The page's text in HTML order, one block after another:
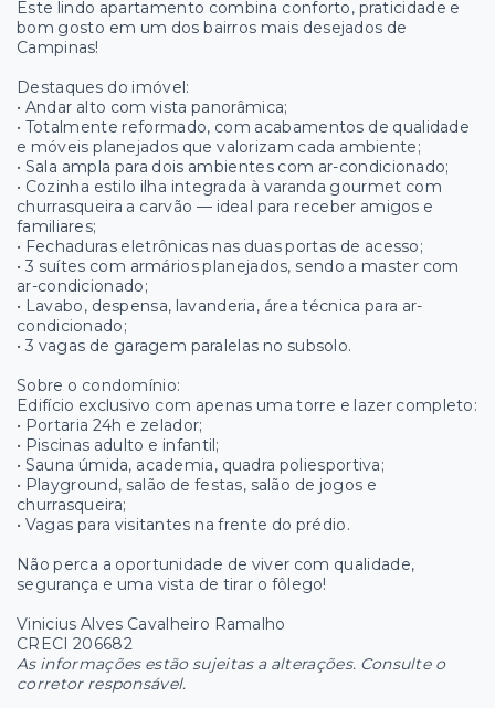
Este lindo apartamento combina conforto, praticidade e
bom gosto em um dos bairros mais desejados de
Campinas!
Destaques do imóvel:
• Andar alto com vista panorâmica;
• Totalmente reformado, com acabamentos de qualidade
e móveis planejados que valorizam cada ambiente;
• Sala ampla para dois ambientes com ar-condicionado;
• Cozinha estilo ilha integrada à varanda gourmet com
churrasqueira a carvão — ideal para receber amigos e
familiares;
• Fechaduras eletrônicas nas duas portas de acesso;
• 3 suítes com armários planejados, sendo a master com
ar-condicionado;
• Lavabo, despensa, lavanderia, área técnica para ar-
condicionado;
• 3 vagas de garagem paralelas no subsolo.
Sobre o condomínio:
Edifício exclusivo com apenas uma torre e lazer completo:
• Portaria 24h e zelador;
• Piscinas adulto e infantil;
• Sauna úmida, academia, quadra poliesportiva;
• Playground, salão de festas, salão de jogos e
churrasqueira;
• Vagas para visitantes na frente do prédio.
Não perca a oportunidade de viver com qualidade,
segurança e uma vista de tirar o fôlego!
Vinicius Alves Cavalheiro Ramalho
CRECI 206682
As informações estão sujeitas a alterações. Consulte o
corretor responsável.